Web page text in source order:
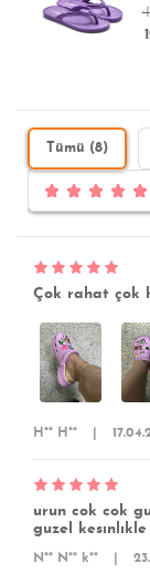
Tümü (8)
Çok rahat çok
H** H**
urun cok cok
guzel
N** N** k**